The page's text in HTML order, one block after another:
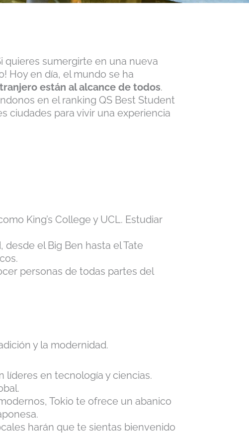
quieres sumergirte en una nueva
Hoy en día, el mundo se ha
están al alcance de todos.
en el ranking QS Best Student
ciudades para vivir una experiencia
King’s College y UCL. Estudiar
el Big Ben hasta el Tate
personas de todas partes del
y la modernidad.
líderes en tecnología y ciencias.
Tokio te ofrece un abanico
harán que te sientas bienvenido